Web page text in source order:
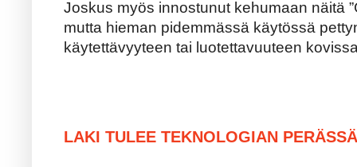
Joskus myös innostunut kehumaan näitä
mutta hieman pidemmässä käytössä
käytettävyyteen tai luotettavuuteen
LAKI TULEE TEKNOLOGIAN PERÄSSÄ